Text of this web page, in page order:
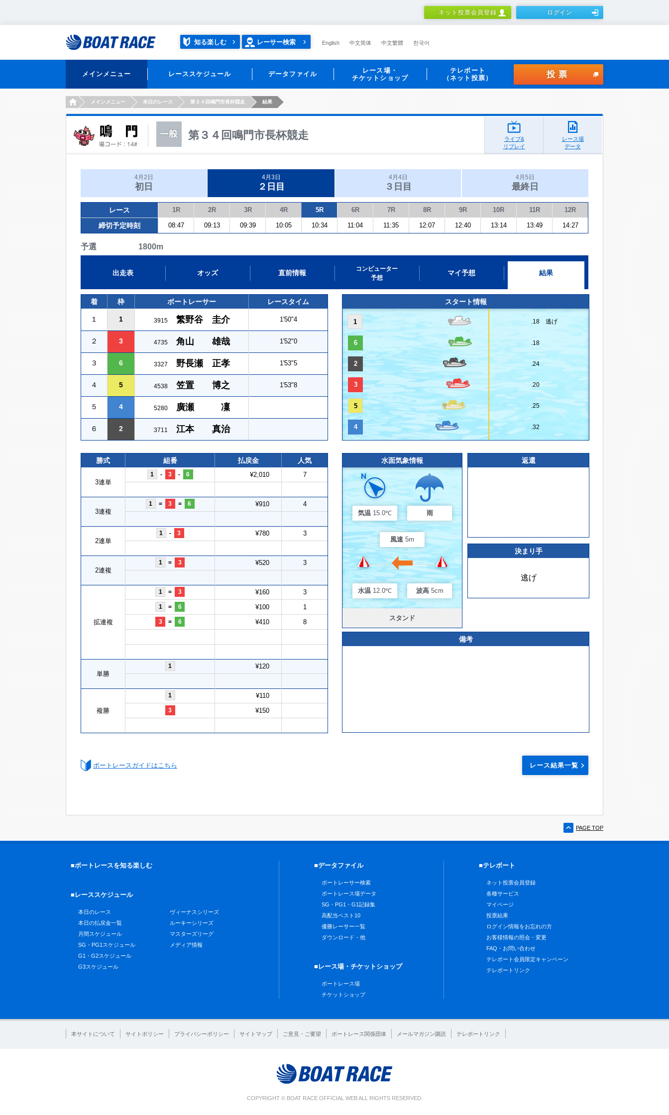
ネット投票会員登録 ログイン
知る楽しむ レーサー検索 English 中文简体 中文繁體 한국어
メインメニュー レーススケジュール データファイル
レース場・
チケットショップ
テレボート
（ネット投票）
投票
HOMEメインメニュー 本日のレース 第３４回鳴門市長杯競走 結果
第３４回鳴門市長杯競走
ライブ&
リプレイ
レース場
データ
4月2日
初日
4月3日
２日目
4月4日
３日目
4月5日
最終日
レース 1R 2R 3R 4R 5R 6R 7R 8R 9R 10R 11R 12R
締切予定時刻 08:47 09:13 09:39 10:05 10:34 11:04 11:35 12:07 12:40 13:14 13:49 14:27
予選 1800m
出走表 オッズ 直前情報
コンピューター
予想
マイ予想 結果
着 枠 ボートレーサー レースタイム
１ 1 3915 繁野谷 圭介 1'50"4
２ 3 4735 角山 雄哉 1'52"0
３ 6 3327 野長瀬 正孝 1'53"5
４ 5 4538 笠置 博之 1'53"8
５ 4 5280 廣瀬 凜
６ 2 3711 江本 真治
スタート情報
1 .18 逃げ
6 .18
2 .24
3 .20
5 .25
4 .32
勝式 組番 払戻金 人気
3連単
1 - 3 - 6 ¥2,010 7
3連複
1 = 3 = 6 ¥910 4
2連単
1 - 3 ¥780 3
2連複
1 = 3 ¥520 3
拡連複
1 = 3 ¥160 3
1 = 6 ¥100 1
3 = 6 ¥410 8
単勝
1 ¥120
複勝
1 ¥110
3 ¥150
水面気象情報
気温 15.0℃ 雨
風速 5m
水温 12.0℃ 波高 5cm
スタンド
返還
決まり手
逃げ
備考
ボートレースガイドはこちら レース結果一覧
PAGE TOP
■ボートレースを知る楽しむ
■レーススケジュール
本日のレース
本日の払戻金一覧
月間スケジュール
SG・PG1スケジュール
G1・G2スケジュール
G3スケジュール
ヴィーナスシリーズ
ルーキーシリーズ
マスターズリーグ
メディア情報
■データファイル
ボートレーサー検索
ボートレース場データ
SG・PG1・G1記録集
高配当ベスト10
優勝レーサー一覧
ダウンロード・他
■レース場・チケットショップ
ボートレース場
チケットショップ
■テレボート
ネット投票会員登録
各種サービス
マイページ
投票結果
ログイン情報をお忘れの方
お客様情報の照会・変更
FAQ・お問い合わせ
テレボート会員限定キャンペーン
テレボートリンク
本サイトについて サイトポリシー プライバシーポリシー サイトマップ ご意見・ご要望 ボートレース関係団体 メールマガジン購読 テレボートリンク
COPYRIGHT © BOAT RACE OFFICIAL WEB ALL RIGHTS RESERVED.